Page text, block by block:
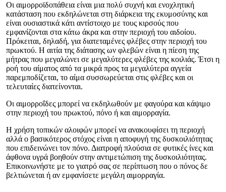
Οι αιμορροϊδοπάθεια είναι μια πολύ συχνή και ενοχλητική
κατάσταση που εκδηλώνεται στη διάρκεια της εκυμοσύνης και
είναι ουσιαστικά κάτι αντίστοιχο με τους κιρσούς που
εμφανίζονται στα κάτω άκρα και στην περιοχή του αιδοίου.
Πρόκειται, δηλαδή, για διατεταμένες φλέβες στην περιοχή του
πρωκτού. Η αιτία της διάτασης ων φλεβών είναι η πίεση της
μήτρας που μεγαλώνει σε μεγαλύτερες φλέβες της κοιλιάς. Έτσι η
ροή του αίματος από τα μικρά προς τα μεγαλύτερα αγγεία
παρεμποδίζεται, το αίμα συσσωρεύεται στις φλέβες και οι
τελευταίες διατείνονται.
Οι αιμορροΐδες μπορεί να εκδηλωθούν με φαγούρα και κάψιμο
στην περιοχή του πρωκτού, πόνο ή και αιμορραγία.
Η χρήση τοπικών αλοιφών μπορεί να ανακουφίσει τη περιοχή
αλλά ο βασικότερος στόχος είναι η αποφυγή της δυσκοιλιότητας
που επιδεινώνει τον πόνο. Διατροφή πλούσια σε φυτικές ίνες και
άφθονα υγρά βοηθούν στην αντιμετώπιση της δυσκοιλιότητας.
Επικοινωνήστε με το γιατρό σας σε περίπτωση που ο πόνος δε
βελτιώνεται ή αν εμφανίσετε μεγάλη αιμορραγία.